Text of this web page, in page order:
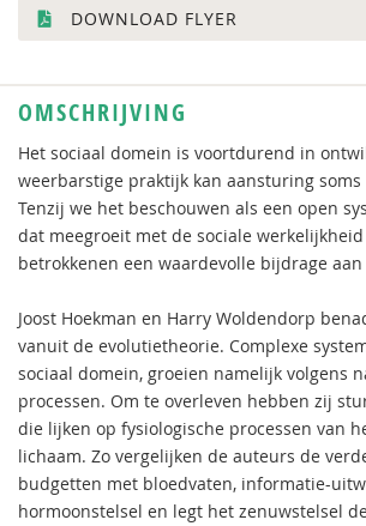
DOWNLOAD FLYER
OMSCHRIJVING
Het sociaal domein is voortdurend in
weerbarstige praktijk kan aansturing soms
Tenzij we het beschouwen als een open
dat meegroeit met de sociale
betrokkenen een waardevolle bijdrage
Joost Hoekman en Harry Woldendorp
vanuit de evolutietheorie. Complexe
sociaal domein, groeien namelijk volgens
processen. Om te overleven hebben zij
die lijken op fysiologische processen van
lichaam. Zo vergelijken de auteurs de
budgetten met bloedvaten, informatie-
hormoonstelsel en legt het zenuwstelsel